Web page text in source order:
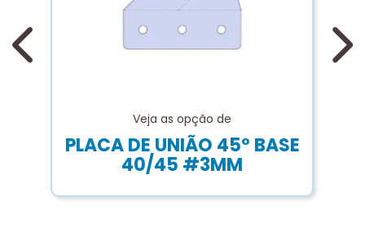
Veja as opção de
PLACA DE UNIÃO 45º BASE
40/45 #3MM